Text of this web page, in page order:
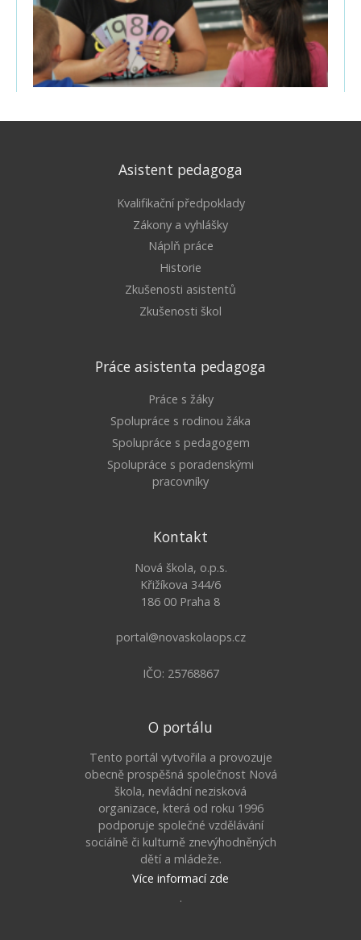
Asistent pedagoga
Kvalifikační předpoklady
Zákony a vyhlášky
Náplň práce
Historie
Zkušenosti asistentů
Zkušenosti škol
Práce asistenta pedagoga
Práce s žáky
Spolupráce s rodinou žáka
Spolupráce s pedagogem
Spolupráce s poradenskými
pracovníky
Kontakt
Nová škola, o.p.s.
Křižíkova 344/6
186 00 Praha 8
portal@novaskolaops.cz
IČO: 25768867
O portálu
Tento portál vytvořila a provozuje
obecně prospěšná společnost Nová
škola, nevládní nezisková
organizace, která od roku 1996
podporuje společné vzdělávání
sociálně či kulturně znevýhodněných
dětí a mládeže.
Více informací zde
.